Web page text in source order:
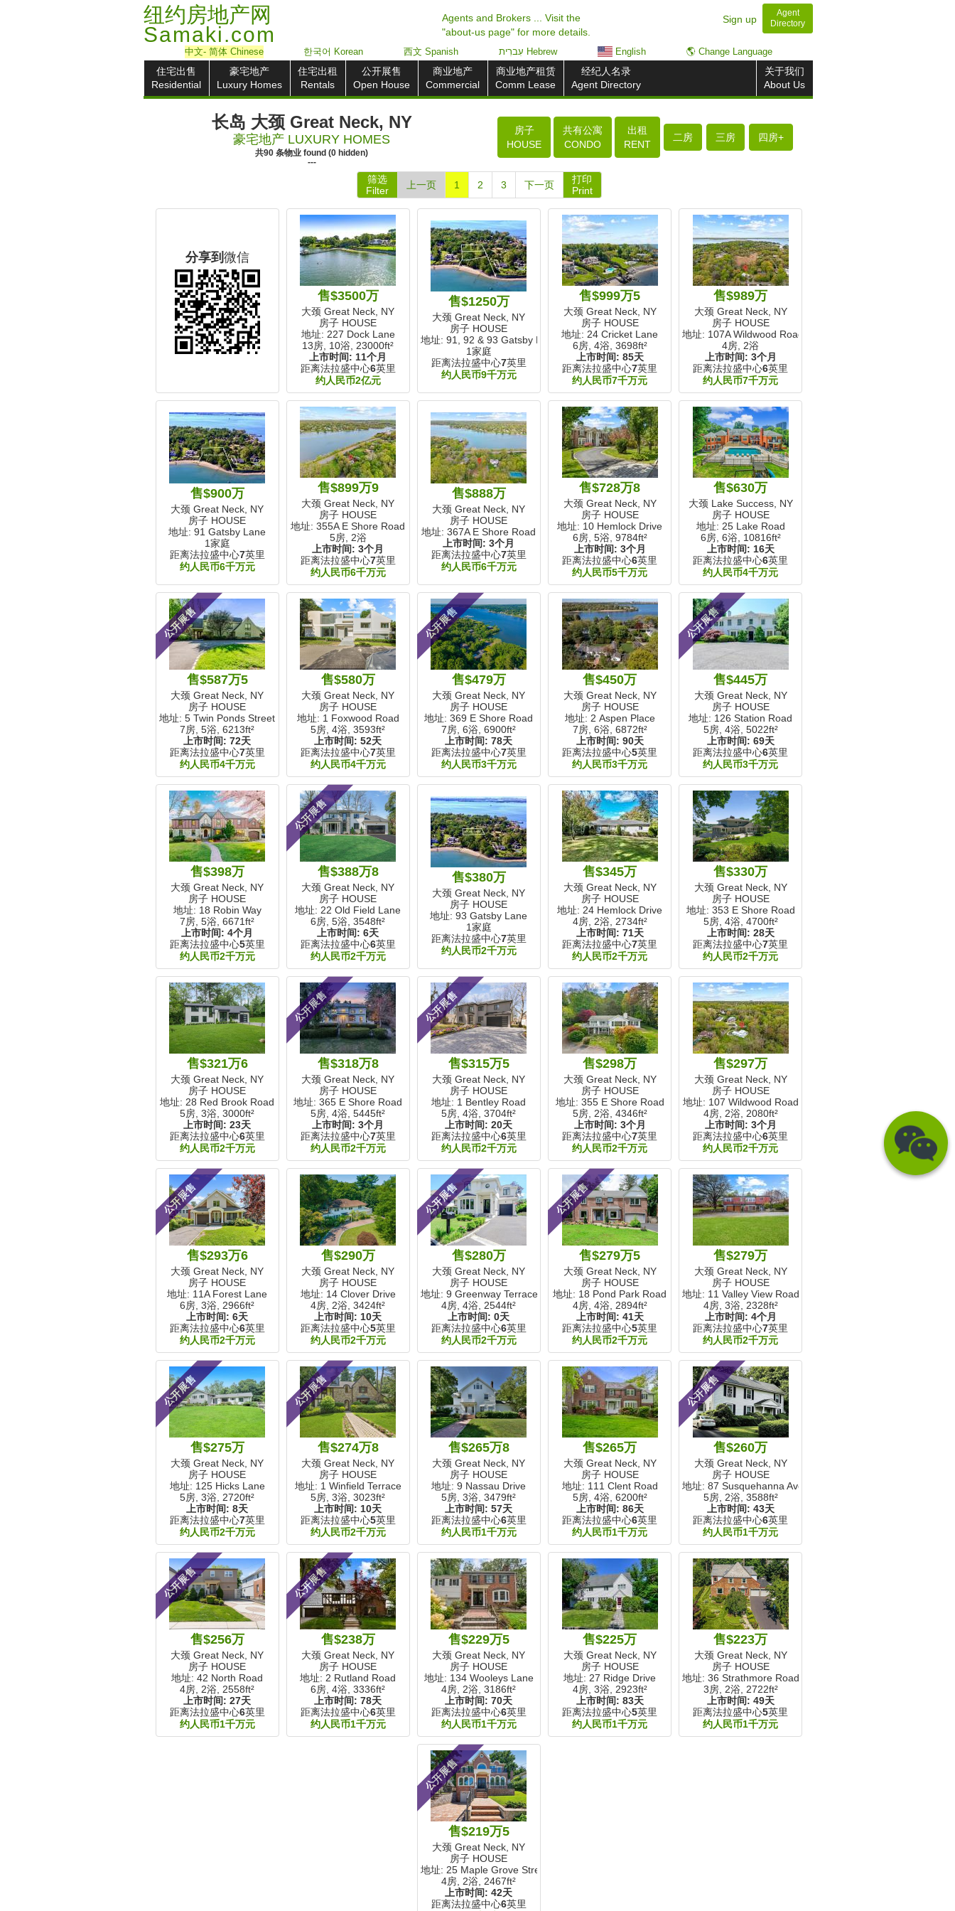
纽约房地产网
Samaki.com
Agents and Brokers ... Visit the
"about-us page" for more details.
Sign up
Agent
Directory
中文- 简体Chinese 한국어 Korean 西文 Spanish עִברִית Hebrew English 🌎 Change Language
住宅出售
Residential
豪宅地产
Luxury Homes
住宅出租
Rentals
公开展售
Open House
商业地产
Commercial
商业地产租赁
Comm Lease
经纪人名录
Agent Directory
关于我们
About Us
长岛 大颈 Great Neck, NY
豪宅地产 LUXURY HOMES
共90 条物业 found (0 hidden)
---
房子
HOUSE
共有公寓
CONDO
出租
RENT
二房 三房 四房+
筛选
Filter
上一页 1 2 3 下一页
打印
Print
分享到 微信
售$3500万
大颈 Great Neck, NY
房子 HOUSE
地址: 227 Dock Lane
13房, 10浴, 23000ft²
上市时间: 11个月
距离法拉盛中心6英里
约人民币2亿元
售$1250万
大颈 Great Neck, NY
房子 HOUSE
地址: 91, 92 & 93 Gatsby Lane
1家庭
距离法拉盛中心7英里
约人民币9千万元
售$999万5
大颈 Great Neck, NY
房子 HOUSE
地址: 24 Cricket Lane
6房, 4浴, 3698ft²
上市时间: 85天
距离法拉盛中心7英里
约人民币7千万元
售$989万
大颈 Great Neck, NY
房子 HOUSE
地址: 107A Wildwood Road
4房, 2浴
上市时间: 3个月
距离法拉盛中心6英里
约人民币7千万元
售$900万
大颈 Great Neck, NY
房子 HOUSE
地址: 91 Gatsby Lane
1家庭
距离法拉盛中心7英里
约人民币6千万元
售$899万9
大颈 Great Neck, NY
房子 HOUSE
地址: 355A E Shore Road
5房, 2浴
上市时间:3个月
距离法拉盛中心7英里
约人民币6千万元
售$888万
大颈 Great Neck, NY
房子 HOUSE
地址: 367A E Shore Road
上市时间:3个月
距离法拉盛中心7英里
约人民币6千万元
售$728万8
大颈 Great Neck, NY
房子 HOUSE
地址: 10 Hemlock Drive
6房, 5浴, 9784ft²
上市时间: 3个月
距离法拉盛中心6英里
约人民币5千万元
售$630万
大颈 Lake Success, NY
房子 HOUSE
地址: 25 Lake Road
6房, 6浴, 10816ft²
上市时间: 16天
距离法拉盛中心6英里
约人民币4千万元
公开展售
售$587万5
大颈 Great Neck, NY
房子 HOUSE
地址: 5 Twin Ponds Street
7房, 5浴,6213ft²
上市时间:72天
距离法拉盛中心7英里
约人民币4千万元
售$580万
大颈 Great Neck, NY
房子 HOUSE
地址: 1 Foxwood Road
5房, 4浴,3593ft²
上市时间:52天
距离法拉盛中心7英里
约人民币4千万元
公开展售
售$479万
大颈 Great Neck, NY
房子 HOUSE
地址: 369 E Shore Road
7房, 6浴,6900ft²
上市时间:78天
距离法拉盛中心7英里
约人民币3千万元
售$450万
大颈 Great Neck, NY
房子 HOUSE
地址: 2 Aspen Place
7房, 6浴, 6872ft²
上市时间: 90天
距离法拉盛中心5英里
约人民币3千万元
公开展售
售$445万
大颈 Great Neck, NY
房子 HOUSE
地址: 126 Station Road
5房, 4浴, 5022ft²
上市时间: 69天
距离法拉盛中心6英里
约人民币3千万元
售$398万
大颈 Great Neck, NY
房子 HOUSE
地址: 18 Robin Way
7房, 5浴,6671ft²
上市时间:4个月
距离法拉盛中心5英里
约人民币2千万元
公开展售
售$388万8
大颈 Great Neck, NY
房子 HOUSE
地址: 22 Old Field Lane
6房, 5浴,3548ft²
上市时间:6天
距离法拉盛中心6英里
约人民币2千万元
售$380万
大颈 Great Neck, NY
房子 HOUSE
地址: 93 Gatsby Lane
1家庭
距离法拉盛中心7英里
约人民币2千万元
售$345万
大颈 Great Neck, NY
房子 HOUSE
地址: 24 Hemlock Drive
4房, 2浴, 2734ft²
上市时间: 71天
距离法拉盛中心7英里
约人民币2千万元
售$330万
大颈 Great Neck, NY
房子 HOUSE
地址: 353 E Shore Road
5房, 4浴, 4700ft²
上市时间: 28天
距离法拉盛中心7英里
约人民币2千万元
售$321万6
大颈 Great Neck, NY
房子 HOUSE
地址: 28 Red Brook Road
5房, 3浴,3000ft²
上市时间:23天
距离法拉盛中心6英里
约人民币2千万元
公开展售
售$318万8
大颈 Great Neck, NY
房子 HOUSE
地址: 365 E Shore Road
5房, 4浴,5445ft²
上市时间:3个月
距离法拉盛中心7英里
约人民币2千万元
公开展售
售$315万5
大颈 Great Neck, NY
房子 HOUSE
地址: 1 Bentley Road
5房, 4浴,3704ft²
上市时间:20天
距离法拉盛中心6英里
约人民币2千万元
售$298万
大颈 Great Neck, NY
房子 HOUSE
地址: 355 E Shore Road
5房, 2浴, 4346ft²
上市时间: 3个月
距离法拉盛中心7英里
约人民币2千万元
售$297万
大颈 Great Neck, NY
房子 HOUSE
地址: 107 Wildwood Road
4房, 2浴, 2080ft²
上市时间: 3个月
距离法拉盛中心6英里
约人民币2千万元
公开展售
售$293万6
大颈 Great Neck, NY
房子 HOUSE
地址: 11A Forest Lane
6房, 3浴, 2966ft²
上市时间:6天
距离法拉盛中心6英里
约人民币2千万元
售$290万
大颈 Great Neck, NY
房子 HOUSE
地址: 14 Clover Drive
4房, 2浴,3424ft²
上市时间: 10天
距离法拉盛中心5英里
约人民币2千万元
公开展售
售$280万
大颈 Great Neck, NY
房子 HOUSE
地址: 9 Greenway Terrace
4房, 4浴, 2544ft²
上市时间:0天
距离法拉盛中心6英里
约人民币2千万元
公开展售
售$279万5
大颈 Great Neck, NY
房子 HOUSE
地址: 18 Pond Park Road
4房, 4浴, 2894ft²
上市时间: 41天
距离法拉盛中心5英里
约人民币2千万元
售$279万
大颈 Great Neck, NY
房子 HOUSE
地址: 11 Valley View Road
4房, 3浴, 2328ft²
上市时间: 4个月
距离法拉盛中心7英里
约人民币2千万元
公开展售
售$275万
大颈 Great Neck, NY
房子 HOUSE
地址: 125 Hicks Lane
5房, 3浴, 2720ft²
上市时间:8天
距离法拉盛中心7英里
约人民币2千万元
公开展售
售$274万8
大颈 Great Neck, NY
房子 HOUSE
地址: 1 Winfield Terrace
5房, 3浴,3023ft²
上市时间: 10天
距离法拉盛中心5英里
约人民币2千万元
售$265万8
大颈 Great Neck, NY
房子 HOUSE
地址: 9 Nassau Drive
5房, 3浴,3479ft²
上市时间:57天
距离法拉盛中心6英里
约人民币1千万元
售$265万
大颈 Great Neck, NY
房子 HOUSE
地址: 111 Clent Road
5房, 4浴, 6200ft²
上市时间: 86天
距离法拉盛中心6英里
约人民币1千万元
公开展售
售$260万
大颈 Great Neck, NY
房子 HOUSE
地址: 87 Susquehanna Avenue
5房, 2浴, 3588ft²
上市时间: 43天
距离法拉盛中心6英里
约人民币1千万元
公开展售
售$256万
大颈 Great Neck, NY
房子 HOUSE
地址: 42 North Road
4房, 2浴, 2558ft²
上市时间:27天
距离法拉盛中心6英里
约人民币1千万元
公开展售
售$238万
大颈 Great Neck, NY
房子 HOUSE
地址: 2 Rutland Road
6房, 4浴,3336ft²
上市时间:78天
距离法拉盛中心6英里
约人民币1千万元
售$229万5
大颈 Great Neck, NY
房子 HOUSE
地址: 134 Wooleys Lane
4房, 2浴,3186ft²
上市时间:70天
距离法拉盛中心6英里
约人民币1千万元
售$225万
大颈 Great Neck, NY
房子 HOUSE
地址: 27 Ridge Drive
4房, 3浴, 2923ft²
上市时间: 83天
距离法拉盛中心5英里
约人民币1千万元
售$223万
大颈 Great Neck, NY
房子 HOUSE
地址: 36 Strathmore Road
3房, 2浴, 2722ft²
上市时间: 49天
距离法拉盛中心5英里
约人民币1千万元
公开展售
售$219万5
大颈 Great Neck, NY
房子 HOUSE
地址: 25 Maple Grove Street
4房, 2浴, 2467ft²
上市时间:42天
距离法拉盛中心6英里